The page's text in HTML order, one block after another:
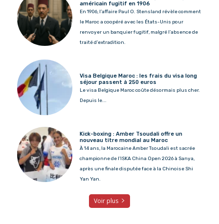
américain fugitif en 1906
En 1906, l’affaire Paul O. Stensland révèle comment
le Maroc a coopéré avec les États-Unis pour
renvoyer un banquier fugitif, malgré l’absence de
traité d’extradition.
Visa Belgique Maroc : les frais du visa long
séjour passent à 250 euros
Le visa Belgique Maroc coûte désormais plus cher.
Depuis le...
Kick-boxing : Amber Tsoudali offre un
nouveau titre mondial au Maroc
À 14 ans, la Marocaine Amber Tsoudali est sacrée
championne de l’ISKA China Open 2026 à Sanya,
après une finale disputée face à la Chinoise Shi
Yan Yan.
Voir plus